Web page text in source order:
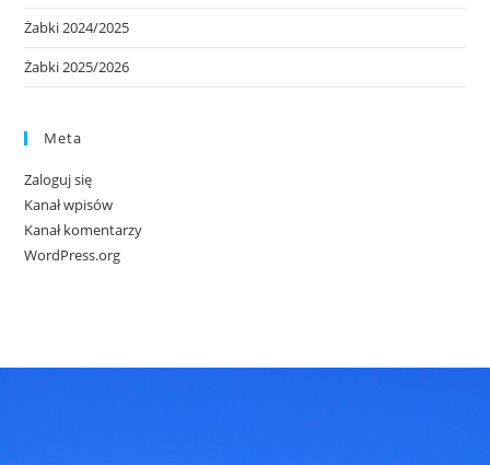
Żabki 2024/2025
Żabki 2025/2026
Meta
Zaloguj się
Kanał wpisów
Kanał komentarzy
WordPress.org